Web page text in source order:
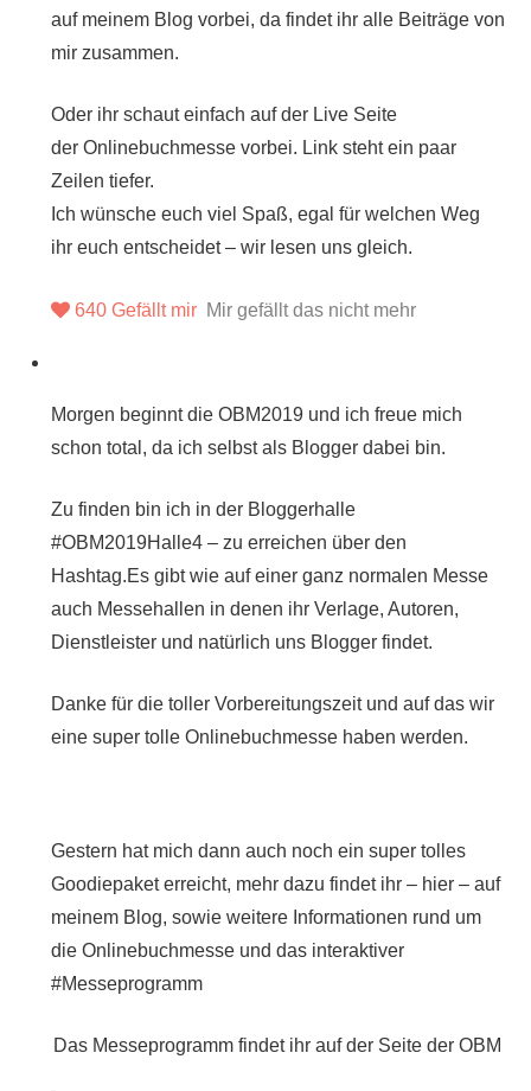
auf meinem Blog vorbei, da findet ihr alle Beiträge von
mir zusammen.
Oder ihr schaut einfach auf der Live Seite
der Onlinebuchmessevorbei. Link steht ein paar
Zeilen tiefer.
Ich wünsche euch viel Spaß, egal für welchen Weg
ihr euch entscheidet – wir lesen uns gleich.
640Gefällt mir Mir gefällt das nicht mehr
Morgen beginnt die OBM2019 und ich freue mich
schon total, da ich selbst als Blogger dabei bin.
Zu finden bin ich in der Bloggerhalle
#OBM2019Halle4 – zu erreichen über den
Hashtag.Es gibt wie auf einer ganz normalen Messe
auch Messehallen in denen ihr Verlage, Autoren,
Dienstleister und natürlich uns Blogger findet.
Danke für die toller Vorbereitungszeit und auf das wir
eine super tolle Onlinebuchmesse haben werden.
Gestern hat mich dann auch noch ein super tolles
Goodiepaket erreicht, mehr dazu findet ihr – hier – auf
meinem Blog, sowie weitere Informationen rund um
die Onlinebuchmesse und das interaktiver
#Messeprogramm
Das Messeprogramm findet ihr auf der Seite der OBM